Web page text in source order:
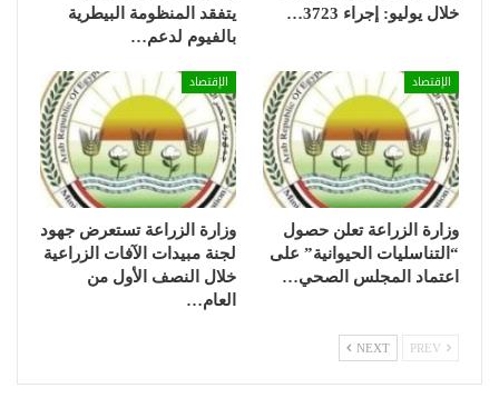
خلال يوليو: إجراء 3723…
يتفقد المنظومة البيطرية
بالفيوم لدعم…
الإقتصاد
وزارة الزراعة تعلن حصول
“التناسليات الحيوانية” على
اعتماد المجلس الصحي…
الإقتصاد
وزارة الزراعة تستعرض جهود
لجنة مبيدات الآفات الزراعية
خلال النصف الأول من
العام…
NEXT